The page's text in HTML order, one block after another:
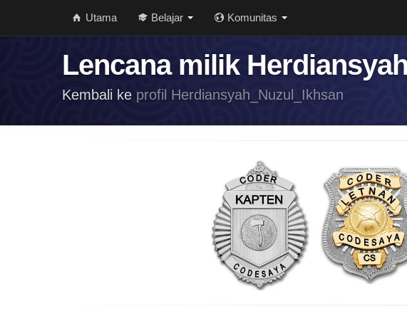
Utama Belajar Komunitas
Lencana milik
Kembali ke profil Herdiansyah_Nuzul_Ikhsan